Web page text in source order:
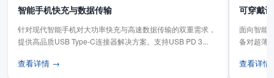
智能手机快充与数据传输
针对现代智能手机对大功率快充与高速数据传输的双重需求，
提供高品质USB Type-C连接器解决方案。支持USB PD 3...
查看详情 →
可穿戴
面向智能
备对超薄
查看详